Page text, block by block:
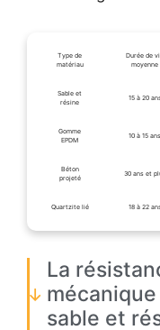
Type de
matériau
Durée de
moyenne
Sable et
résine
15 à 20
Gomme
EPDM
10 à 15 ans
Béton
projeté
30 ans et
Quartzite lié 18 à 22
La
sable et